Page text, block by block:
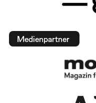
Medienpartner